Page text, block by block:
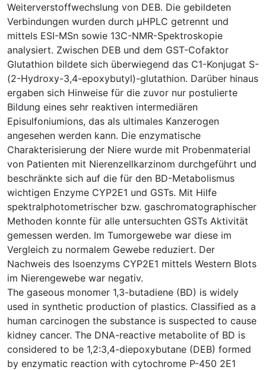
Weiterverstoffwechslung von DEB. Die gebildeten
Verbindungen wurden durch µHPLC getrennt und
mittels ESI-MSn sowie 13C-NMR-Spektroskopie
analysiert. Zwischen DEB und dem GST-Cofaktor
Glutathion bildete sich überwiegend das C1-Konjugat S-
(2-Hydroxy-3,4-epoxybutyl)-glutathion. Darüber hinaus
ergaben sich Hinweise für die zuvor nur postulierte
Bildung eines sehr reaktiven intermediären
Episulfoniumions, das als ultimales Kanzerogen
angesehen werden kann. Die enzymatische
Charakterisierung der Niere wurde mit Probenmaterial
von Patienten mit Nierenzellkarzinom durchgeführt und
beschränkte sich auf die für den BD-Metabolismus
wichtigen Enzyme CYP2E1 und GSTs. Mit Hilfe
spektralphotometrischer bzw. gaschromatographischer
Methoden konnte für alle untersuchten GSTs Aktivität
gemessen werden. Im Tumorgewebe war diese im
Vergleich zu normalem Gewebe reduziert. Der
Nachweis des Isoenzyms CYP2E1 mittels Western Blots
im Nierengewebe war negativ.
The gaseous monomer 1,3-butadiene (BD) is widely
used in synthetic production of plastics. Classified as a
human carcinogen the substance is suspected to cause
kidney cancer. The DNA-reactive metabolite of BD is
considered to be 1,2:3,4-diepoxybutane (DEB) formed
by enzymatic reaction with cytochrome P-450 2E1